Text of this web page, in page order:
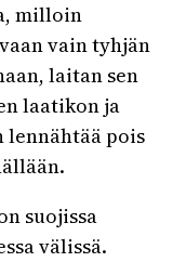
milloin
vain tyhjän
laitan sen
laatikon ja
lennähtää pois
suojissa
välissä.